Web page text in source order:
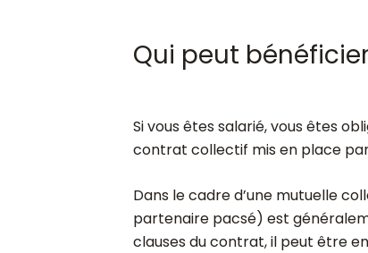
Qui peut
Si vous êtes salarié, vous êtes
contrat collectif mis en place
Dans le cadre d’une mutuelle
partenaire pacsé) est
clauses du contrat, il peut être